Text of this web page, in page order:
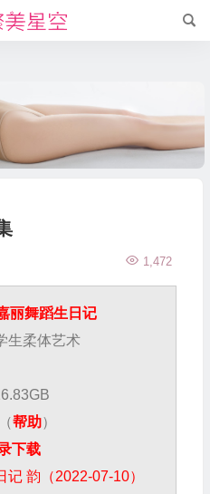
1,472
丽舞蹈生日记
生柔体艺术
帮助）
下载
韵（2022-07-10）